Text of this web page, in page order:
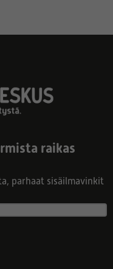
raikas
parhaat sisäilmavinkit